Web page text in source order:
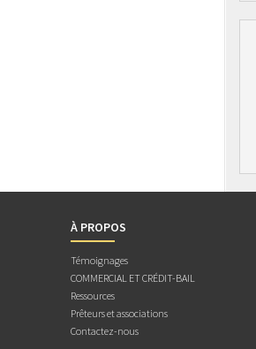
À PROPOS
Témoignages
COMMERCIAL ET CRÉDIT-BAIL
Ressources
Prêteurs et associations
Contactez-nous